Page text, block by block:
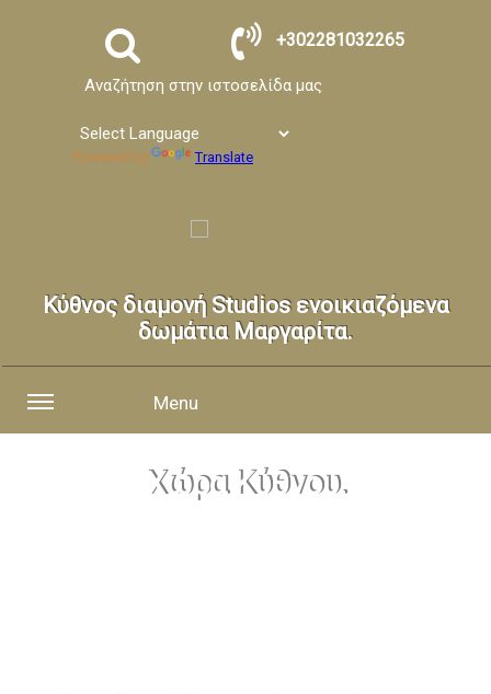
+302281032265
Αναζήτηση στην ιστοσελίδα μας
Powered by Translate
Κύθνος διαμονή Studios ενοικιαζόμενα
δωμάτια Μαργαρίτα.
Menu
Χώρα Κύθνου.